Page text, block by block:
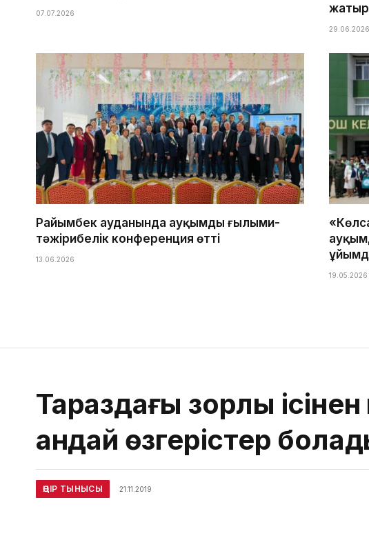
07.07.2026
жатыр
29.06.2026
Райымбек ауданында ауқымды ғылыми-
тәжірибелік конференция өтті
13.06.2026
19.05.2026
Тараздағы зорлық
қандай өзгерістер
ӨҢІР ТЫНЫСЫ 21.11.2019